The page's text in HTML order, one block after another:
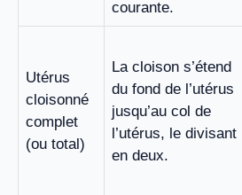
courante.
Utérus
cloisonné
complet
(ou total)
La cloison s’étend
du fond de l’utérus
jusqu’au col de
l’utérus, le divisant
en deux.